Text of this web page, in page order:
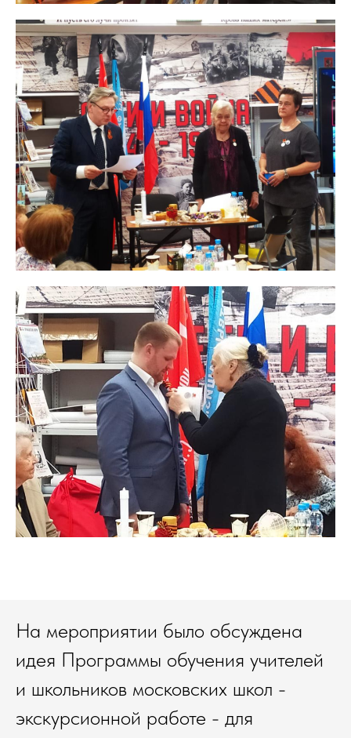
На мероприятии было обсуждена
идея Программы обучения учителей
и школьников московских школ -
экскурсионной работе - для